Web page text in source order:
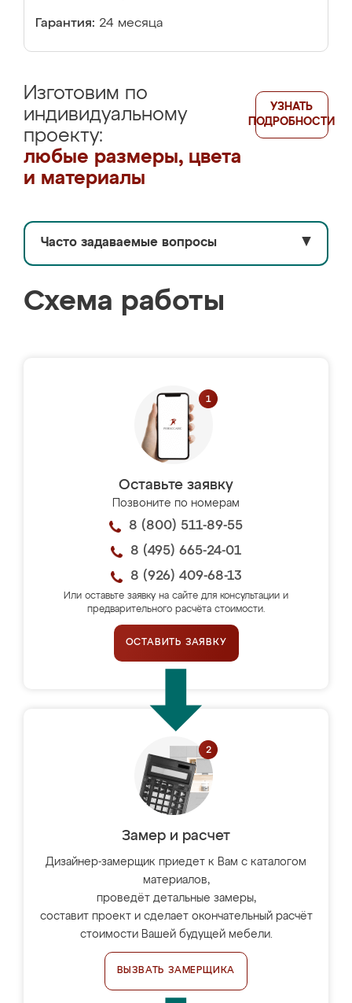
Гарантия: 24 месяца
Изготовим по
индивидуальному
проекту:
любые размеры, цвета
и материалы
УЗНАТЬ
ПОДРОБНОСТИ
Часто задаваемые вопросы ▼
Схема работы
Оставьте заявку
Позвоните по номерам
8 (800) 511-89-55
8 (495) 665-24-01
8 (926) 409-68-13
Или оставьте заявку на сайте для консультации и
предварительного расчёта стоимости.
ОСТАВИТЬ ЗАЯВКУ
Замер и расчет
Дизайнер-замерщик приедет к Вам с каталогом
материалов,
проведёт детальные замеры,
составит проект и сделает окончательный расчёт
стоимости Вашей будущей мебели.
ВЫЗВАТЬ ЗАМЕРЩИКА